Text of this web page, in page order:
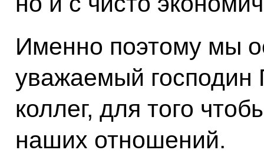
Именно поэтому мы
уважаемый господин
коллег, для того
наших отношений.